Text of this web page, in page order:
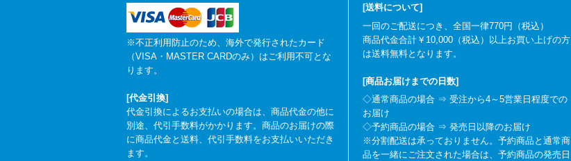
※不正利用防止のため、海外で発行されたカード
（VISA・MASTER CARDのみ）はご利用不可とな
ります。
[代金引換]
代金引換によるお支払いの場合は、商品代金の他に
別途、代引手数料がかかります。商品のお届けの際
に商品代金と送料、代引手数料をお支払いいただき
ます。
[送料について]
一回のご配送につき、全国一律770円（税込）
商品代金合計￥10,000（税込）以上お買い上げの方
は送料無料となります。
[商品お届けまでの日数]
◇通常商品の場合 ⇒ 受注から4～5営業日程度での
お届け
◇予約商品の場合 ⇒ 発売日以降のお届け
※分割配送は承っておりません。予約商品と通常商
品を一緒にご注文された場合は、予約商品の発売日